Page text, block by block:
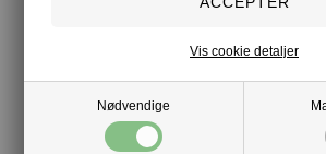
Nødvendige
Vis cookie detaljer